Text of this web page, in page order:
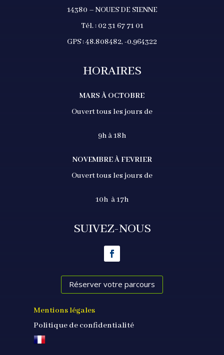
14380 – NOUES DE SIENNE
Tél. : 02 31 67 71 01
GPS : 48.808482, -0.964322
HORAIRES
MARS À OCTOBRE
Ouvert tous les jours de
9h à 18h
NOVEMBRE À FEVRIER
Ouvert tous les jours de
10h à 17h
SUIVEZ-NOUS
Réserver votre parcours
Mentions légales
Politique de confidentialité